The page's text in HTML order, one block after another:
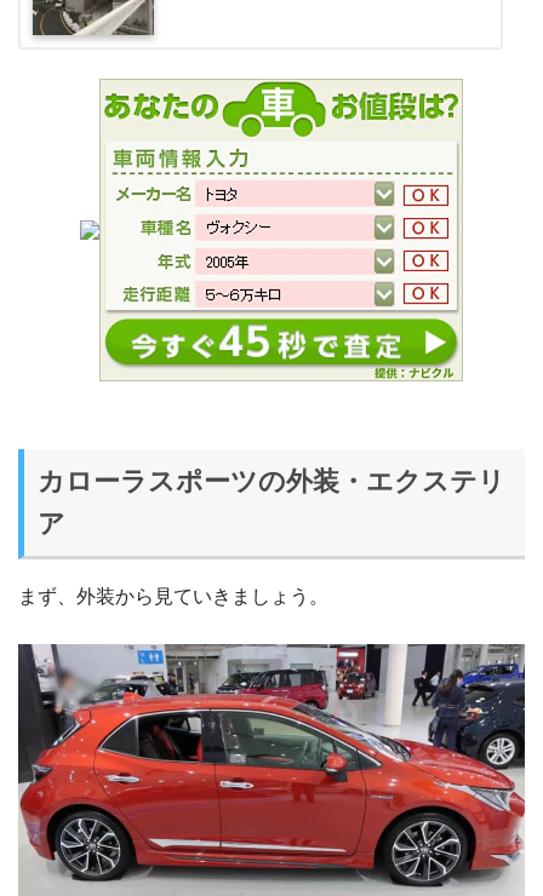
カローラスポーツの外装・エクステリ
ア
まず、外装から見ていきましょう。